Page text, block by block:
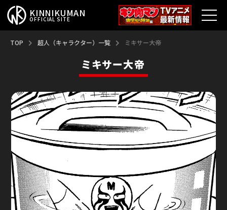
KINNIKUMAN
OFFICIAL SITE
TOP
最新情報
アニメ
コミックス
特集
超人総選挙
TOP 超人（キャラクター）一覧 ミキサー大帝
ミキサー大帝